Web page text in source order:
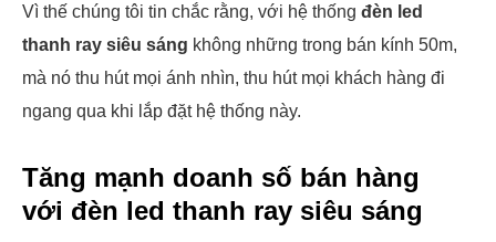
Vì thế chúng tôi tin chắc rằng, với hệ thống đèn led
thanh ray siêu sáng không những trong bán kính 50m,
mà nó thu hút mọi ánh nhìn, thu hút mọi khách hàng đi
ngang qua khi lắp đặt hệ thống này.
Tăng mạnh doanh số bán hàng
với đèn led thanh ray siêu sáng